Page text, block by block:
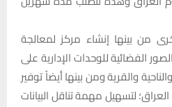
من بينها إنشاء مركز لمعالجة
الفضائية للوحدات الإدارية على
والقرية ومن بينها أيضاً توفير
لتسهيل مهمة تناقل البيانات